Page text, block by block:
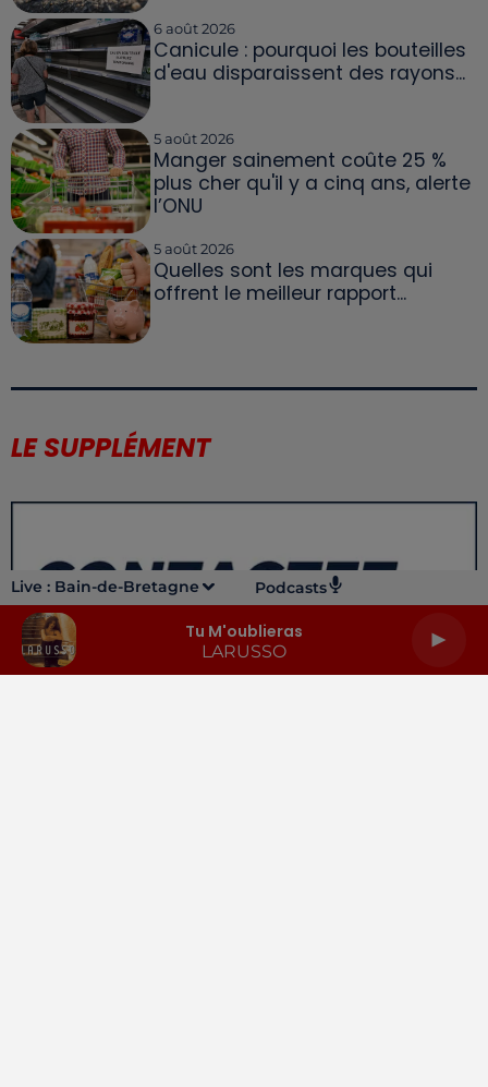
Live : Bain-de-Bretagne Podcasts
Tu M'oublieras
LARUSSO
6 août 2026
Canicule : pourquoi les bouteilles
d'eau disparaissent des rayons...
5 août 2026
Manger sainement coûte 25 %
plus cher qu'il y a cinq ans, alerte
l’ONU
5 août 2026
Quelles sont les marques qui
offrent le meilleur rapport...
LE SUPPLÉMENT